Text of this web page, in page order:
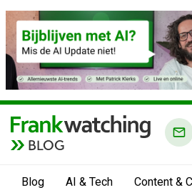
BLOG
Blog AI & Tech Content &